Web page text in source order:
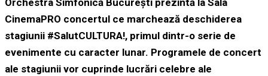
Orchestra Simfonică București prezintă la Sala
CinemaPRO concertul ce marchează deschiderea
stagiunii #SalutCULTURA!, primul dintr-o serie de
evenimente cu caracter lunar. Programele de concert
ale stagiunii vor cuprinde lucrări celebre ale